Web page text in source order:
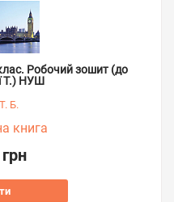
Робочий зошит (до
Т.) НУШ
Б.
книга